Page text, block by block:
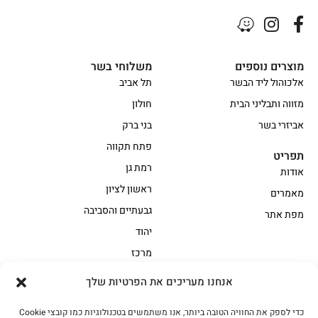
אנחנו מעריכים את הפרטיות שלך
כדי לספק את החוויה הטובה ביותר, אנו משתמשים בטכנולוגיות כמו קובצי Cookie אווז בשר בקר משובח
משלוחי בשר
תל אביב
חולון
בני ברק
פתח תקווה
רמת גן
ראשון לציון
גבעתיים והסביבה
יהוד
מרכז
מוצרים נוספים
אלכוהול ליד הבשר
מזווה ותבליני הבית
אביזרי בשר
תפריט
אודות
מאמרים
מפת אתר